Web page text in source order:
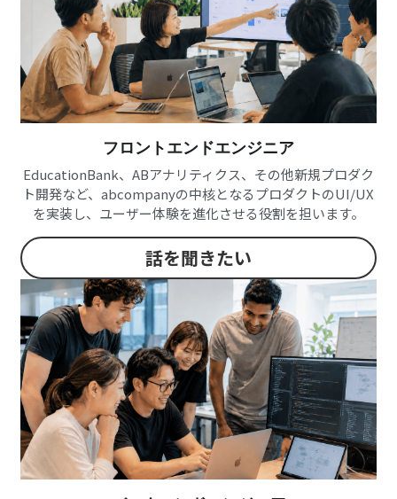
フロントエンドエンジニア
EducationBank、ABアナリティクス、その他新規プロダク
ト開発など、abcompanyの中核となるプロダクトのUI/UX
を実装し、ユーザー体験を進化させる役割を担います。
話を聞きたい